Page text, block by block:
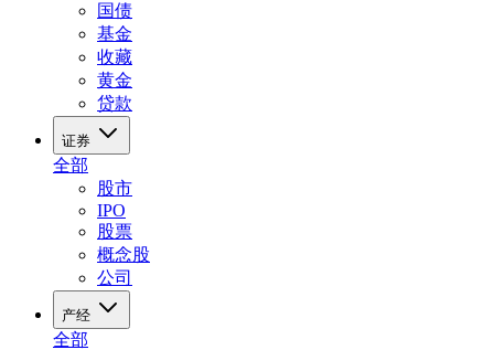
国债
基金
收藏
黄金
贷款
证券
全部
股市
IPO
股票
概念股
公司
产经
全部